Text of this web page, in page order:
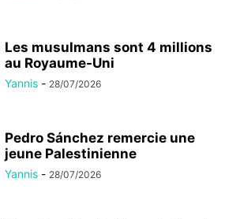
Les musulmans sont 4 millions
au Royaume-Uni
Yannis - 28/07/2026
Pedro Sánchez remercie une
jeune Palestinienne
Yannis - 28/07/2026